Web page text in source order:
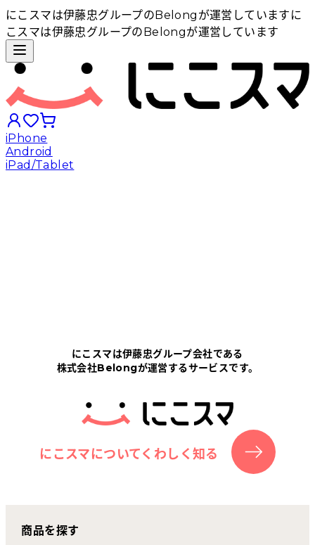
にこスマは伊藤忠グループのBelongが運営しています に
こスマは伊藤忠グループのBelongが運営しています
iPhone
Android
iPad/Tablet
にこスマについて
サポートセンター
お客さまの声
にこスマ通信
にこスマは伊藤忠グループ会社である
株式会社Belongが運営するサービスです。
にこスマについてくわしく知る
商品を探す